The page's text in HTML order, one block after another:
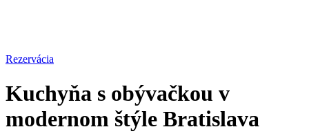
Rezervácia
Kuchyňa s obývačkou v
modernom štýle Bratislava